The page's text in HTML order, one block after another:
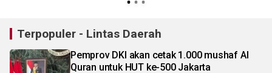
Terpopuler - Lintas Daerah
Pemprov DKI akan cetak 1.000 mushaf Al
Quran untuk HUT ke-500 Jakarta